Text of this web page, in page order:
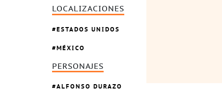
LOCALIZACIONES
ESTADOS UNIDOS
MÉXICO
PERSONAJES
ALFONSO DURAZO